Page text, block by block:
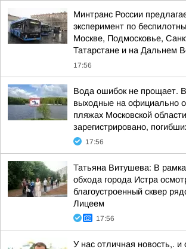
Минтранс России
эксперимент по
Москве, Подмосковье,
Татарстане и на Дальнем
17:56
Вода ошибок не прощает.
выходные на официально
пляжах Московской
зарегистрировано,
17:56
Татьяна Витушева: В
обхода города Истра
благоустроенный сквер
Лицеем
17:56
У нас отличная новость,. и